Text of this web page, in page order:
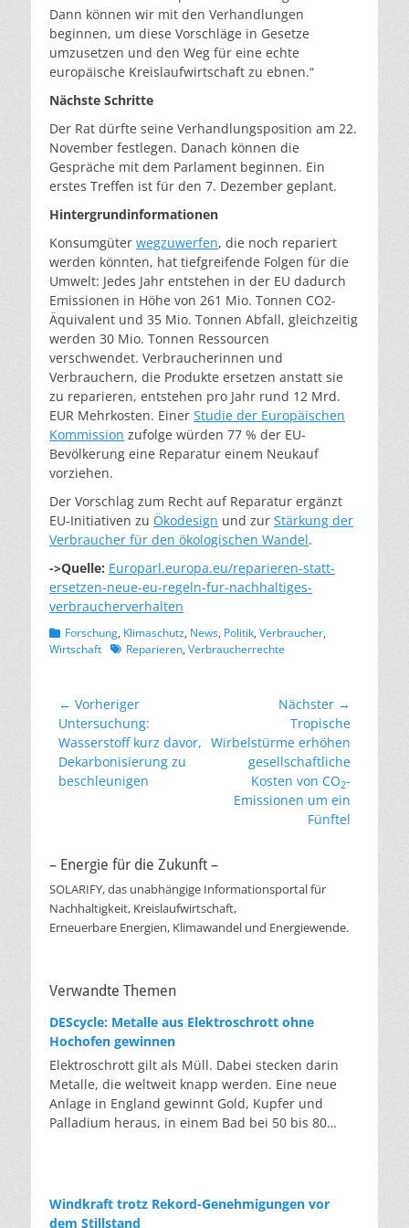
Dann können wir mit den Verhandlungen
beginnen, um diese Vorschläge in Gesetze
umzusetzen und den Weg für eine echte
europäische Kreislaufwirtschaft zu ebnen.“
Nächste Schritte
Der Rat dürfte seine Verhandlungsposition am 22.
November festlegen. Danach können die
Gespräche mit dem Parlament beginnen. Ein
erstes Treffen ist für den 7. Dezember geplant.
Hintergrundinformationen
Konsumgüter wegzuwerfen, die noch repariert
werden könnten, hat tiefgreifende Folgen für die
Umwelt: Jedes Jahr entstehen in der EU dadurch
Emissionen in Höhe von 261 Mio. Tonnen CO2-
Äquivalent und 35 Mio. Tonnen Abfall, gleichzeitig
werden 30 Mio. Tonnen Ressourcen
verschwendet. Verbraucherinnen und
Verbrauchern, die Produkte ersetzen anstatt sie
zu reparieren, entstehen pro Jahr rund 12 Mrd.
EUR Mehrkosten. Einer Studie der Europäischen
Kommission zufolge würden 77 % der EU-
Bevölkerung eine Reparatur einem Neukauf
vorziehen.
Der Vorschlag zum Recht auf Reparatur ergänzt
EU-Initiativen zu Ökodesign und zur Stärkung der
Verbraucher für den ökologischen Wandel.
->Quelle: Europarl.europa.eu/reparieren-statt-
ersetzen-neue-eu-regeln-fur-nachhaltiges-
verbraucherverhalten
Kategorien
Forschung, Klimaschutz, News, Politik, Verbraucher,
Wirtschaft Schlagworte
Reparieren, Verbraucherrechte
Beitragsnavigation
← Vorheriger
Vorheriger
Beitrag:
Untersuchung:
Wasserstoff kurz davor,
Dekarbonisierung zu
beschleunigen
Nächster →
Beitrag:
Tropische
Wirbelstürme erhöhen
gesellschaftliche
Kosten von CO2-
Emissionen um ein
Fünftel
– Energie für die Zukunft –
SOLARIFY, das unabhängige Informationsportal für
Nachhaltigkeit, Kreislaufwirtschaft,
Erneuerbare Energien, Klimawandel und Energiewende.
Verwandte Themen
DEScycle: Metalle aus Elektroschrott ohne
Hochofen gewinnen
Elektroschrott gilt als Müll. Dabei stecken darin
Metalle, die weltweit knapp werden. Eine neue
Anlage in England gewinnt Gold, Kupfer und
Palladium heraus, in einem Bad bei 50 bis 80
tausend Grad ein. Energieintensiv und nur im
industriellen Großmaßstab möglich. Das Londoner
Windkraft trotz Rekord-Genehmigungen vor
dem Stillstand